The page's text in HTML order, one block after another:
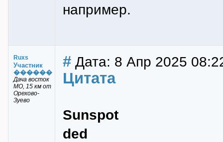
например.
Ruxs
Участник
������
Дача восток
МО, 15 км от
Орехово-
Зуево
# Дата: 8 Апр 2025
Цитата
Sunspot
ded